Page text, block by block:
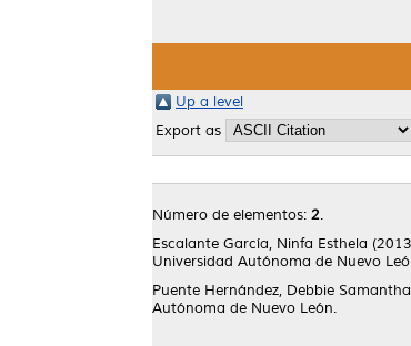
Up a level
Export as
Número de elementos: 2.
Escalante García, Ninfa Esthela
Universidad Autónoma de Nuevo
Puente Hernández, Debbie Samantha
Autónoma de Nuevo León.